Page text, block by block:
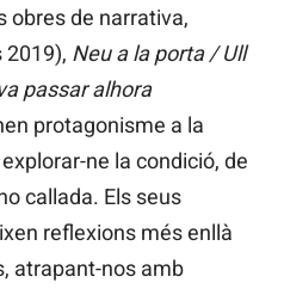
obres de narrativa,
Neu a la porta / Ull
passar alhora
protagonisme a la
ne la condició, de
callada. Els seus
reflexions més enllà
atrapant-nos amb